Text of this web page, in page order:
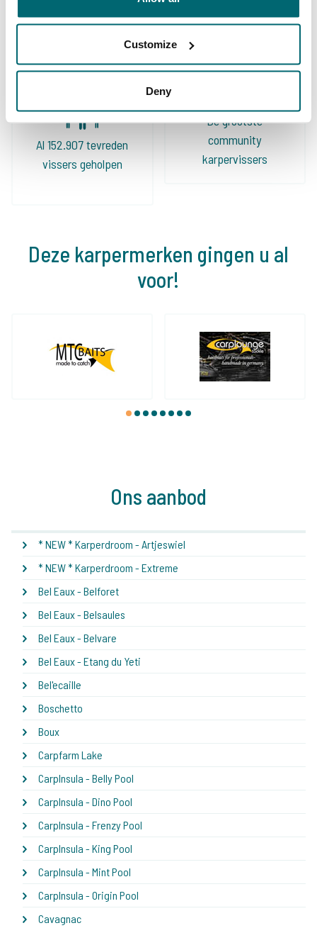
Customize
Deny
karperreisbureau
Al 152.907 tevreden
vissers geholpen
De grootste
community
karpervissers
Deze karpermerken gingen u al
voor!
1 2 3 4 5 6 7 8
Ons aanbod
* NEW * Karperdroom - Artjeswiel
* NEW * Karperdroom - Extreme
Bel Eaux - Belforet
Bel Eaux - Belsaules
Bel Eaux - Belvare
Bel Eaux - Etang du Yeti
Bel'ecaille
Boschetto
Boux
Carpfarm Lake
CarpInsula - Belly Pool
CarpInsula - Dino Pool
CarpInsula - Frenzy Pool
CarpInsula - King Pool
CarpInsula - Mint Pool
CarpInsula - Origin Pool
Cavagnac